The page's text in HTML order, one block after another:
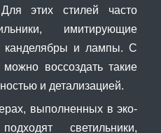
этих стилей часто
имитирующие
канделябры и лампы. С
воссоздать такие
и детализацией.
выполненных в эко-
светильники,